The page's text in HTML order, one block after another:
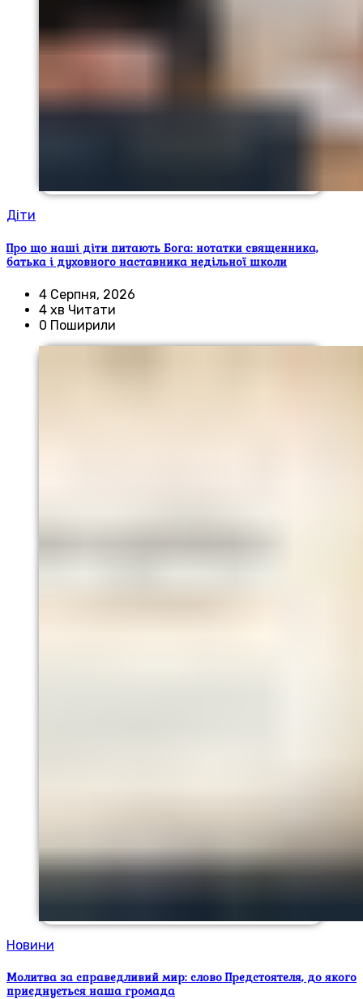
Діти
Про що наші діти питають Бога: нотатки священника,
батька і духовного наставника недільної школи
4 Серпня, 2026
4 хв Читати
0 Поширили
Новини
Молитва за справедливий мир: слово Предстоятеля, до якого
приєднується наша громада